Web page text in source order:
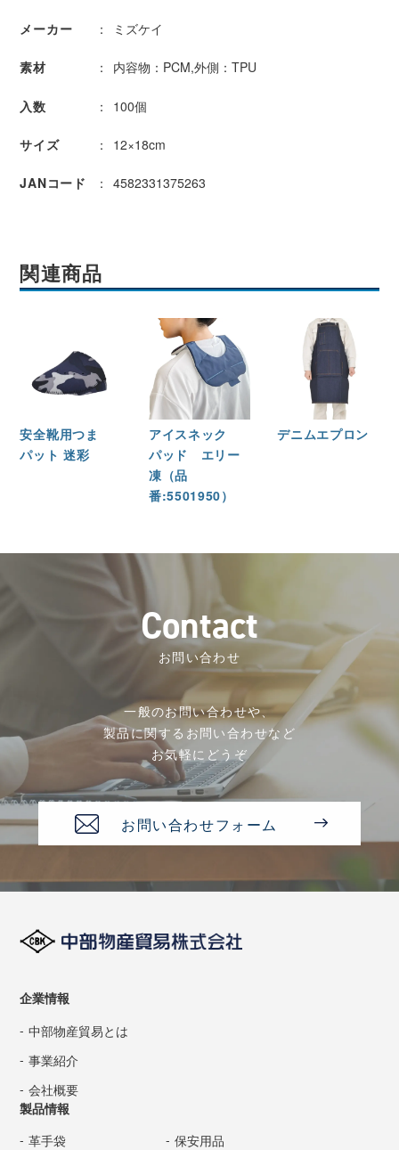
メーカー ミズケイ
素材 内容物：PCM,外側：TPU
入数 100個
サイズ 12×18cm
JANコード 4582331375263
関連商品
安全靴用つま
パット 迷彩
アイスネック
パッド エリー
凍（品
番:5501950）
デニムエプロン
Contact
お問い合わせ
一般のお問い合わせや、
製品に関するお問い合わせなど
お気軽にどうぞ
お問い合わせフォーム
企業情報
中部物産貿易とは
事業紹介
会社概要
製品情報
革手袋
保安用品